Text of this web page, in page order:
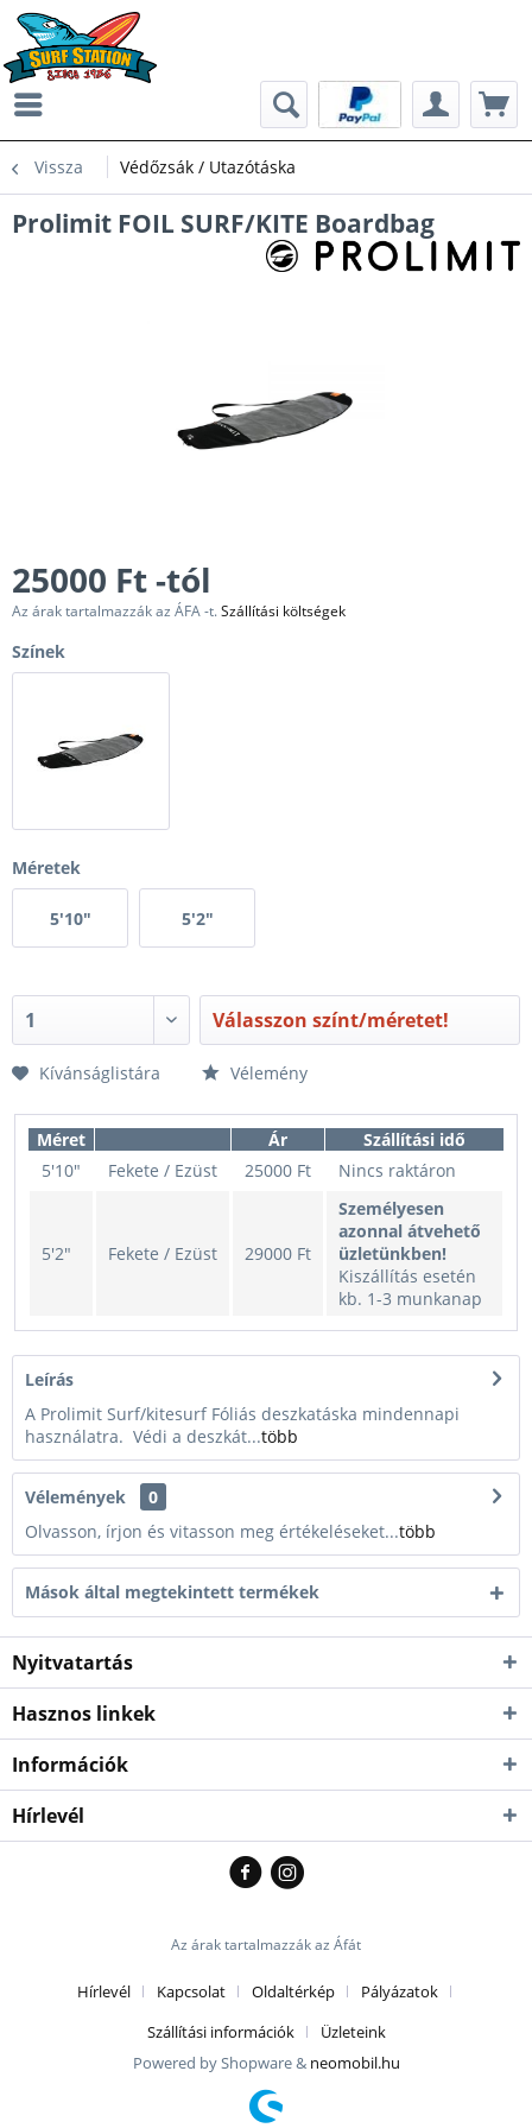
Vissza Védőzsák / Utazótáska
Prolimit FOIL SURF/KITE Boardbag
25000 Ft -tól
Az árak tartalmazzák az ÁFA -t.Szállítási költségek
Színek
Méretek
5'10" 5'2"
Válasszon színt/méretet!
Kívánságlistára Vélemény
Méret Ár
Szállítási idő
5'10"
Fekete / Ezüst 25000 Ft Nincs raktáron
5'2" Fekete / Ezüst 29000 Ft
Személyesen
azonnal átvehető
üzletünkben!
Kiszállítás esetén
kb. 1-3 munkanap
Leírás
A Prolimit Surf/kitesurf Fóliás deszkatáska mindennapi
használatra. Védi a deszkát...több
Vélemények
0
Olvasson, írjon és vitasson meg értékeléseket...több
Mások által megtekintett termékek
Nyitvatartás
Hasznos linkek
Információk
Hírlevél
Az árak tartalmazzák az Áfát
Hírlevél Kapcsolat Oldaltérkép
Pályázatok
Szállítási információk
Üzleteink
Powered by Shopware & neomobil.hu